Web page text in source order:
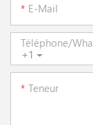
E-Mail
+1
Téléphone/
Teneur